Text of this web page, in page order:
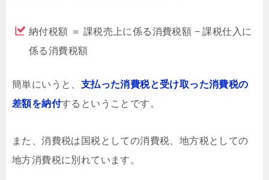
納付税額 ＝ 課税売上に係る消費税額 − 課税仕入に
係る消費税額
簡単にいうと、 支払った消費税と受け取った消費税の
差額を納付するということです。
また、消費税は国税としての消費税、地方税としての
地方消費税に別れています。